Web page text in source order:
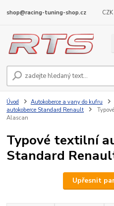
shop@racing-tuning-shop.cz
Úvod Autokoberce a vany do kufru
autokoberce Standard Renault
Alascan
Typové textilní
Standard
Upřesnit